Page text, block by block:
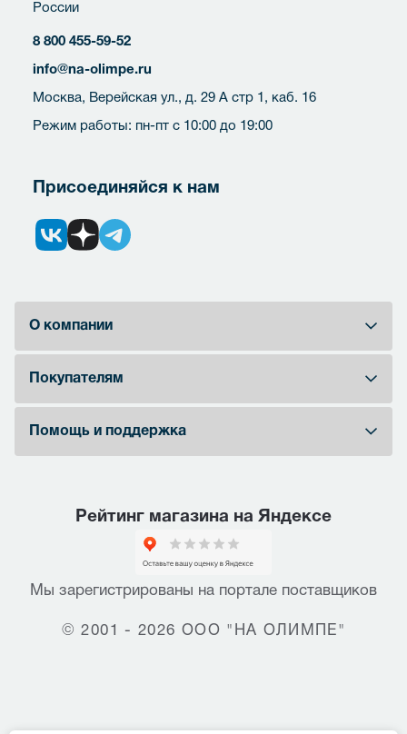
России
8 800 455-59-52
info@na-olimpe.ru
Москва, Верейская ул., д. 29 А стр 1, каб. 16
Режим работы: пн-пт с 10:00 до 19:00
Присоединяйся к нам
О компании
Покупателям
Помощь и поддержка
Рейтинг магазина на Яндексе
Мы зарегистрированы на портале поставщиков
© 2001 - 2026 ООО "НА ОЛИМПЕ"